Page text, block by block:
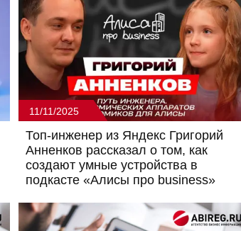
11/11/2025
Топ-инженер из Яндекс Григорий
Анненков рассказал о том, как
создают умные устройства в
подкасте «Алисы про business»